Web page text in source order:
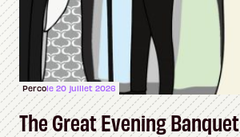
Percole 20 juillet 2026
The Great Evening Banquet